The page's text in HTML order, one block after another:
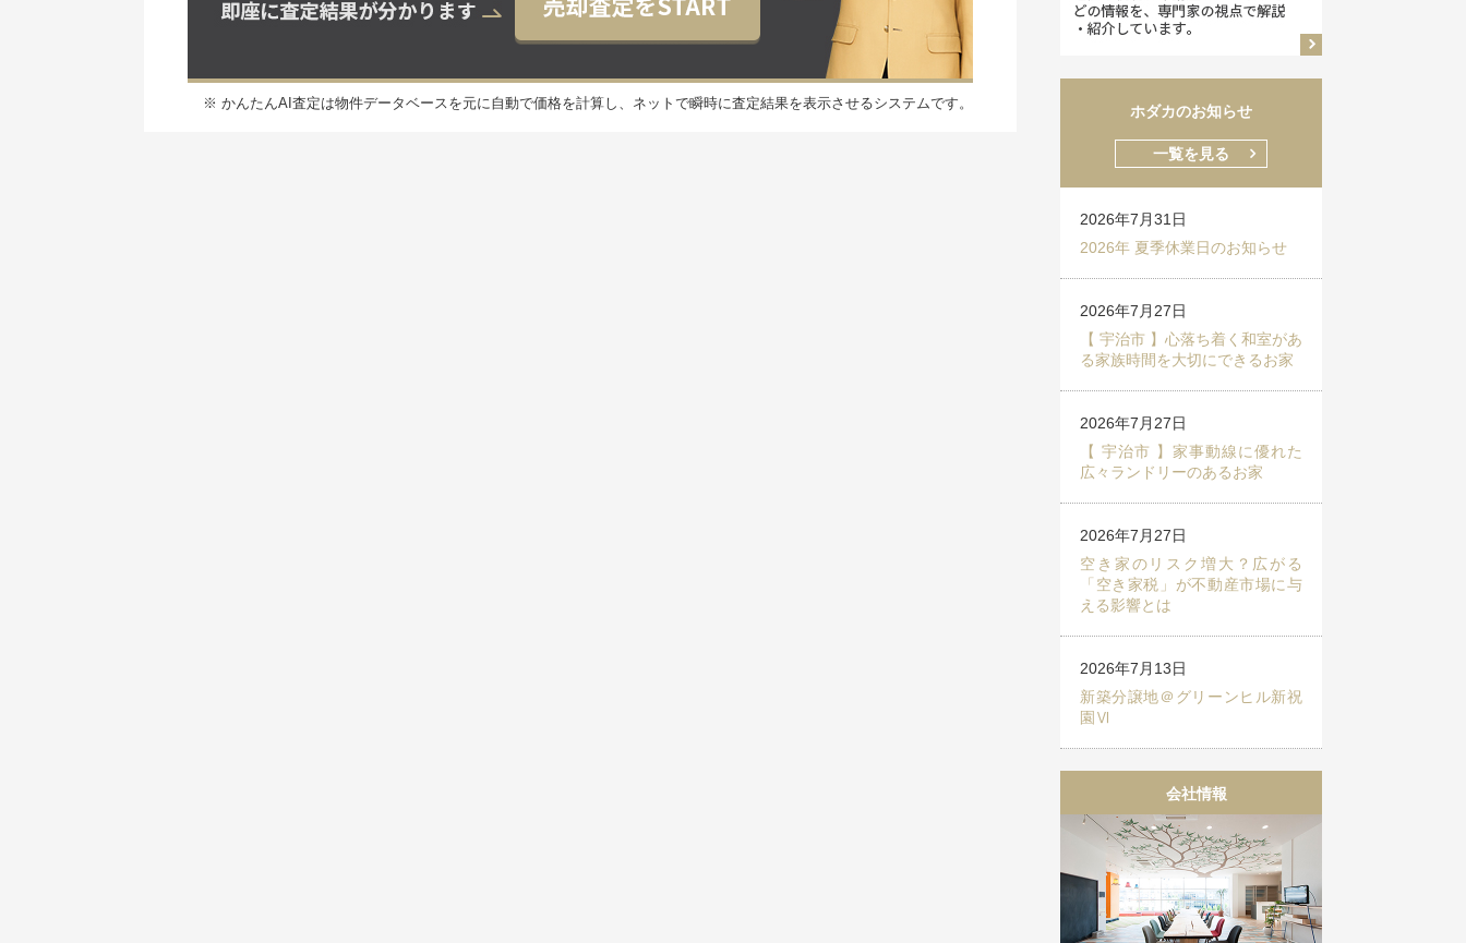
※ かんたんAI査定は物件データベースを元に自動で価格を計算し、ネットで瞬時に査定結果を表示させるシステムです。 ホダカのお知らせ
一覧を見る
2026年7月31日
2026年 夏季休業日のお知らせ
2026年7月27日
【 宇治市 】心落ち着く和室があ
る家族時間を大切にできるお家
2026年7月27日
【 宇治市 】家事動線に優れた
広々ランドリーのあるお家
2026年7月27日
空き家のリスク増大？広がる
「空き家税」が不動産市場に与
える影響とは
2026年7月13日
新築分譲地＠グリーンヒル新祝
園Ⅵ
会社情報